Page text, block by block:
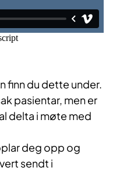
finn du dette under.
pasientar, men er
delta i møte med
deg opp og
sendt i